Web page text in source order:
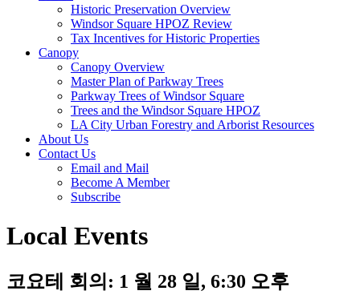
Historic Preservation Overview
Windsor Square HPOZ Review
Tax Incentives for Historic Properties
Canopy
Canopy Overview
Master Plan of Parkway Trees
Parkway Trees of Windsor Square
Trees and the Windsor Square HPOZ
LA City Urban Forestry and Arborist Resources
About Us
Contact Us
Email and Mail
Become A Member
Subscribe
Local Events
코요테 회의: 1 월 28 일, 6:30 오후